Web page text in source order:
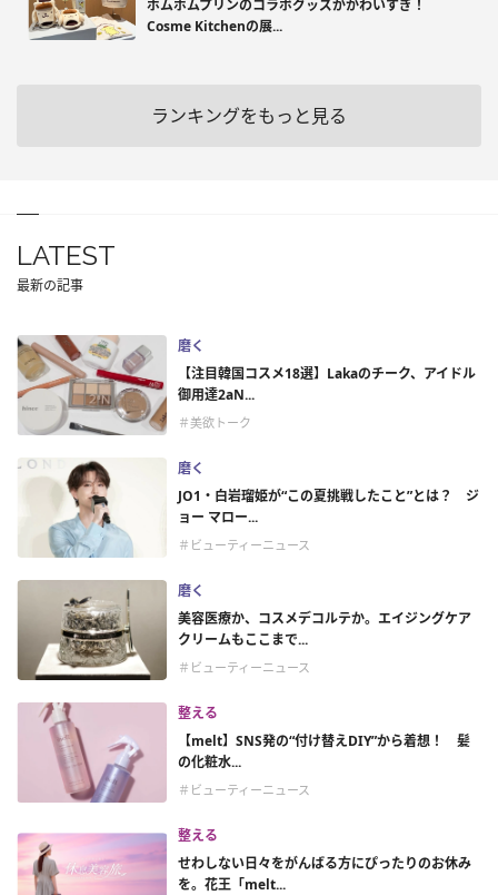
ポムポムプリンのコラボグッズがかわいすぎ！
Cosme Kitchenの展...
ランキングをもっと見る
LATEST
最新の記事
磨く
【注目韓国コスメ18選】Lakaのチーク、アイドル
御用達2aN...
＃美欲トーク
磨く
JO1・白岩瑠姫が“この夏挑戦したこと”とは？ ジ
ョー マロー...
＃ビューティーニュース
磨く
美容医療か、コスメデコルテか。エイジングケア
クリームもここまで...
＃ビューティーニュース
整える
【melt】SNS発の“付け替えDIY”から着想！ 髪
の化粧水...
＃ビューティーニュース
整える
せわしない日々をがんばる方にぴったりのお休み
を。花王「melt...